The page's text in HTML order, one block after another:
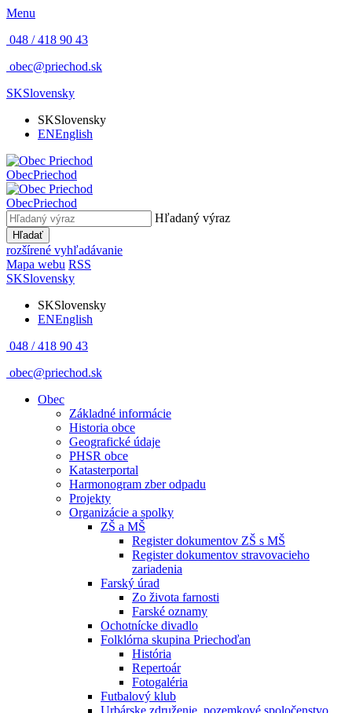
Menu
048 / 418 90 43
obec@priechod.sk
SKSlovensky
SKSlovensky
ENEnglish
ObecPriechod
ObecPriechod
Hľadaný výraz
Hľadať
rozšírené vyhľadávanie
Mapa webu RSS
SKSlovensky
SKSlovensky
ENEnglish
048 / 418 90 43
obec@priechod.sk
Obec
Základné informácie
Historia obce
Geografické údaje
PHSR obce
Katasterportal
Harmonogram zber odpadu
Projekty
Organizácie a spolky
ZŠ a MŠ
Register dokumentov ZŠ s MŠ
Register dokumentov stravovacieho
zariadenia
Farský úrad
Zo života farnosti
Farské oznamy
Ochotnícke divadlo
Folklórna skupina Priechoďan
História
Repertoár
Fotogaléria
Futbalový klub
Urbárske združenie, pozemkové spoločenstvo